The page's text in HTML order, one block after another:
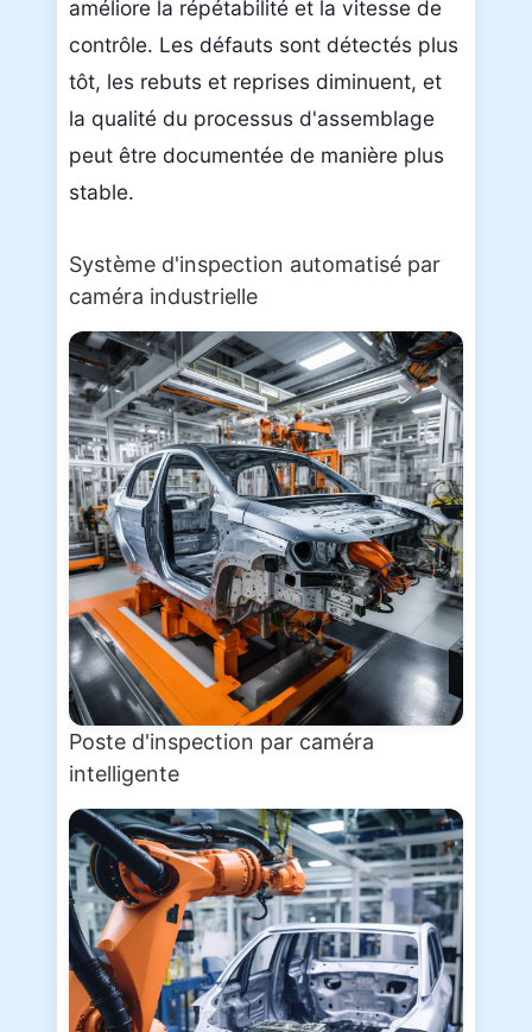
améliore la répétabilité et la vitesse de
contrôle. Les défauts sont détectés plus
tôt, les rebuts et reprises diminuent, et
la qualité du processus d'assemblage
peut être documentée de manière plus
stable.
Système d'inspection automatisé par
caméra industrielle
Poste d'inspection par caméra
intelligente